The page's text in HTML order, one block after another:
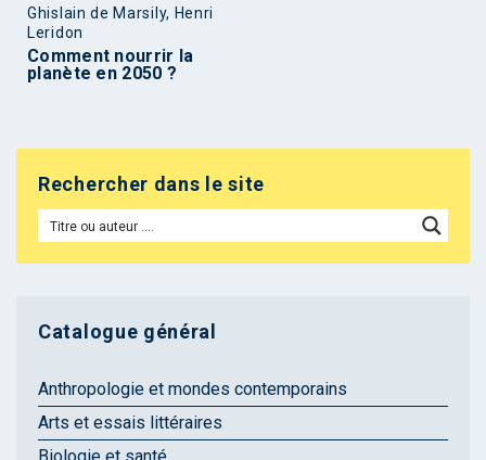
Ghislain de Marsily, Henri
Leridon
Comment nourrir la
planète en 2050 ?
Rechercher dans le site
Catalogue général
Anthropologie et mondes contemporains
Arts et essais littéraires